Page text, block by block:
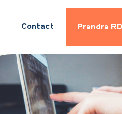
Contact Prendre